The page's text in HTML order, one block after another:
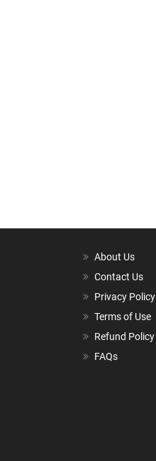
About Us
Contact Us
Privacy Policy
Terms of Use
Refund Policy
FAQs